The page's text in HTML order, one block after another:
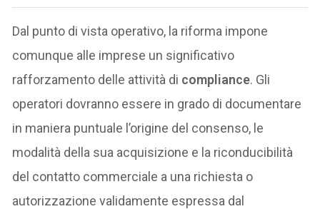
Dal punto di vista operativo, la riforma impone
comunque alle imprese un significativo
rafforzamento delle attività di compliance. Gli
operatori dovranno essere in grado di documentare
in maniera puntuale l’origine del consenso, le
modalità della sua acquisizione e la riconducibilità
del contatto commerciale a una richiesta o
autorizzazione validamente espressa dal